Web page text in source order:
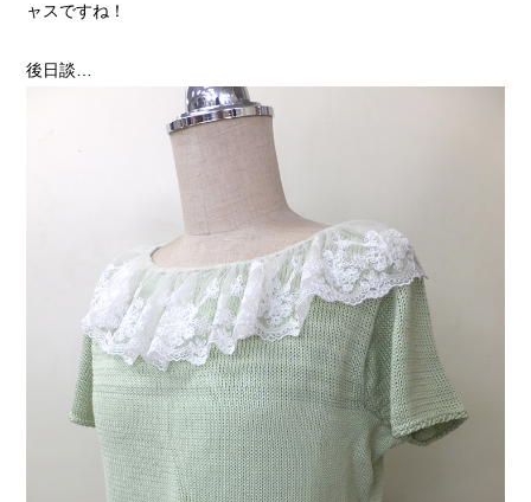
ャスですね！
後日談…